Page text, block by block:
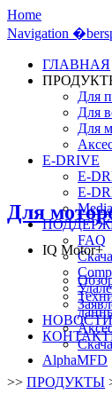
Home
Navigation
ГЛАВНАЯ
Для
Для
Для
E-DRIVE
E-
E-
Media
FAQ
НОВОСТИ
>> ПРОДУКТЫ
Для
IQ Motor+
AlphaMFD